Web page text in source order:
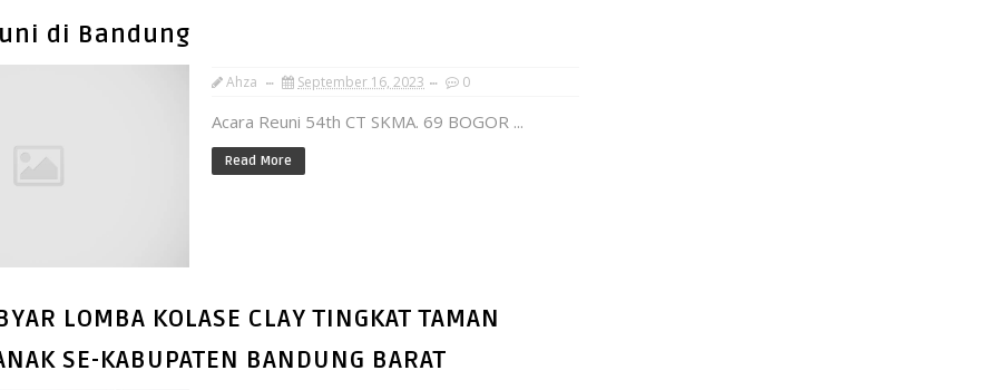
di Bandung
Ahza September 16, 2023 0
Acara Reuni 54th CT SKMA. 69 BOGOR ...
Read More
LOMBA KOLASE CLAY TINGKAT TAMAN
SE-KABUPATEN BANDUNG BARAT